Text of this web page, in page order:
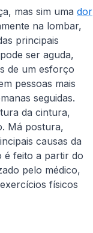
mas sim uma dor
na lombar,
principais
ser aguda,
de um esforço
pessoas mais
seguidas.
da cintura,
Má postura,
causas da
é feito a partir do
pelo médico,
físicos